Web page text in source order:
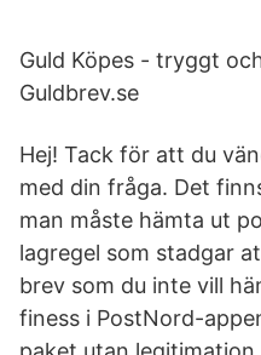
Guld Köpes - tryggt
Guldbrev.se
Hej! Tack för att du
med din fråga. Det
man måste hämta ut
lagregel som stadgar
brev som du inte vill
finess i PostNord-